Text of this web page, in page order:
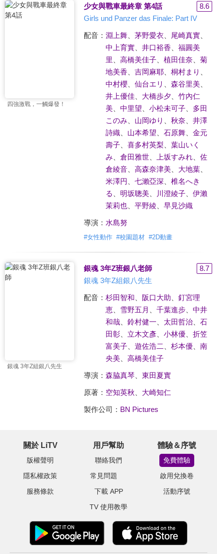
四強激戰，一觸爆發！
少女與戰車最終章 第4話
8.6
Girls und Panzer das Finale: Part IV
配音： 淵上舞、 茅野愛衣 尾崎真實、
中上育實、 井口裕香
福圓美
里
高橋美佳子、 植田佳奈
菊
地美香
吉岡麻耶、 桐村まり
中村櫻、 仙台エリ 森谷里美、
井上優佳
大橋歩夕
竹內仁
美、 中里望 小松未可子、 多田
このみ
山岡ゆり 秋奈
井澤
詩織、 山本希望 石原舞、 金元
壽子、 喜多村英梨
葉山いく
み
倉田雅世、 上坂すみれ、 佐
倉綾音、 高森奈津美、 大地葉、
米澤円
七瀨亞深
椎名へき
る
明坂聰美、 川澄綾子、 伊瀨
茉莉也、 平野綾 早見沙織
導演： 水島努
#女性動作 #校園題材 #2D動畫
銀魂 3年Z組銀八先生
銀魂 3年Z班銀八老師
8.7
銀魂 3年Z組銀八先生
配音： 杉田智和 阪口大助
釘宮理
恵、 雪野五月 千葉進步、 中井
和哉、 鈴村健一 太田哲治、 石
田彰、 立木文彥、 小林優、 折笠
富美子、 遊佐浩二 杉本優、 南
央美、 高橋美佳子
導演： 森脇真琴 東田夏實
原著： 空知英秋 大崎知仁
製作公司： BN Pictures
關於 LiTV
版權聲明
隱私權政策
服務條款
用戶幫助
聯絡我們
常見問題
下載 APP
TV 使用教學
體驗＆序號
免費體驗
啟用兌換卷
活動序號